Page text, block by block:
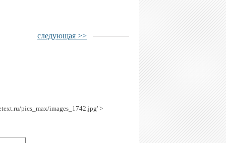
следующая >>
pics_max/images_1742.jpg' >